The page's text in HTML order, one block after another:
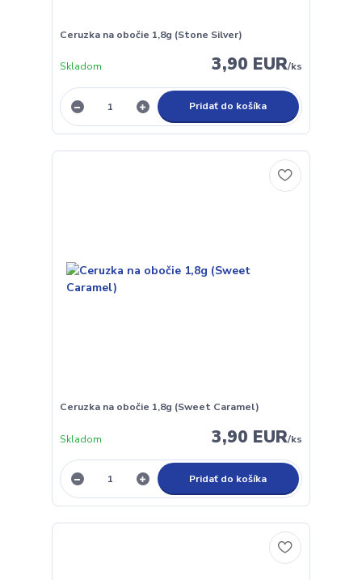
Ceruzka na obočie 1,8g (Stone Silver)
3,90 EUR/ks
Skladom
Pridať do košíka
Ceruzka na obočie 1,8g (Sweet Caramel)
3,90 EUR/ks
Skladom
Pridať do košíka